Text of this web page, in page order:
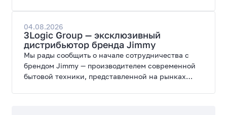
широкие возможности модернизации.
04.08.2026
3Logic Group — эксклюзивный
дистрибьютор бренда Jimmy
Мы рады сообщить о начале сотрудничества с
брендом Jimmy — производителем современной
бытовой техники, представленной на рынках